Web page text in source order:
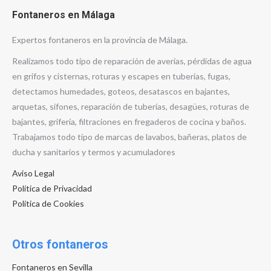
Fontaneros en Málaga
Expertos fontaneros en la provincia de Málaga.
Realizamos todo tipo de reparación de averías, pérdidas de agua
en grifos y cisternas, roturas y escapes en tuberías, fugas,
detectamos humedades, goteos, desatascos en bajantes,
arquetas, sifones, reparación de tuberías, desagües, roturas de
bajantes, grifería, filtraciones en fregaderos de cocina y baños.
Trabajamos todo tipo de marcas de lavabos, bañeras, platos de
ducha y sanitarios y termos y acumuladores
Aviso Legal
Política de Privacidad
Política de Cookies
Otros fontaneros
Fontaneros en Sevilla